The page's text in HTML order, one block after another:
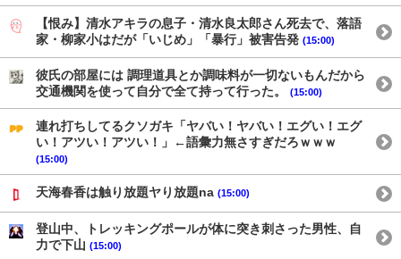
【恨み】清水アキラの息子・清水良太郎さん死去で、落語
家・柳家小はだが「いじめ」「暴行」被害告発 (15:00)
彼氏の部屋には 調理道具とか調味料が一切ないもんだから
交通機関を使って自分で全て持って行った。
(15:00)
連れ打ちしてるクソガキ「ヤバい！ヤバい！エグい！エグ
い！アツい！アツい！」←語彙力無さすぎだろｗｗｗ
(15:00)
天海春香は触り放題ヤり放題na (15:00)
登山中、トレッキングポールが体に突き刺さった男性、自
力で下山 (15:00)